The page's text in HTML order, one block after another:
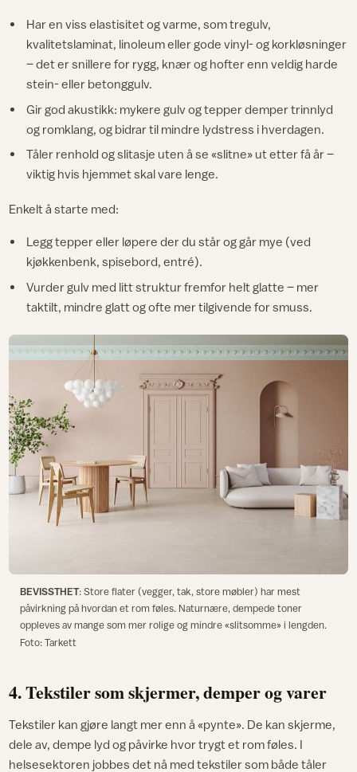
Har en viss elastisitet og varme, som tregulv,
kvalitetslaminat, linoleum eller gode vinyl- og korkløsninger
– det er snillere for rygg, knær og hofter enn veldig harde
stein- eller betonggulv.​
Gir god akustikk: mykere gulv og tepper demper trinnlyd
og romklang, og bidrar til mindre lydstress i hverdagen.​
Tåler renhold og slitasje uten å se «slitne» ut etter få år –
viktig hvis hjemmet skal vare lenge.
Enkelt å starte med:
Legg tepper eller løpere der du står og går mye (ved
kjøkkenbenk, spisebord, entré).
Vurder gulv med litt struktur fremfor helt glatte – mer
taktilt, mindre glatt og ofte mer tilgivende for smuss.
BEVISSTHET: Store flater (vegger, tak, store møbler) har mest
påvirkning på hvordan et rom føles. Naturnære, dempede toner
oppleves av mange som mer rolige og mindre «slitsomme» i lengden.​
Foto: Tarkett
4. Tekstiler som skjermer, demper og varer
Tekstiler kan gjøre langt mer enn å «pynte». De kan skjerme,
dele av, dempe lyd og påvirke hvor trygt et rom føles. I
helsesektoren jobbes det nå med tekstiler som både tåler